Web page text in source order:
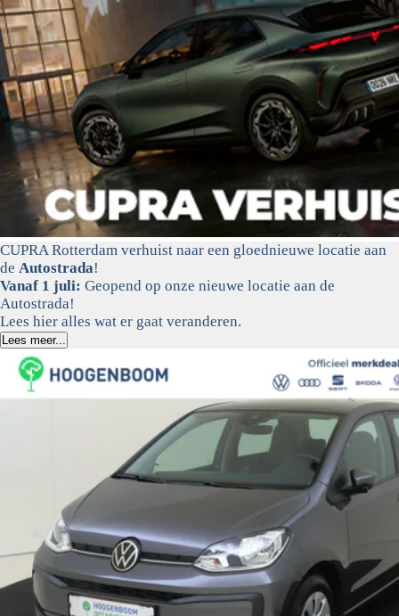
CUPRA Rotterdam verhuist naar een gloednieuwe locatie aan
de Autostrada!
Vanaf 1 juli: Geopend op onze nieuwe locatie aan de
Autostrada!
Lees hier alles wat er gaat veranderen.
Lees meer...